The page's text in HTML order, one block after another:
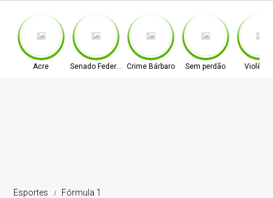
Acre Senado Federal Crime Bárbaro Sem perdão
Esportes Fórmula 1